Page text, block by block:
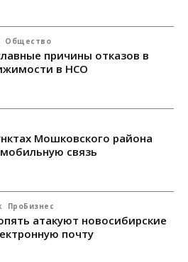
Общество
причины отказов в
в НСО
Мошковского района
связь
ПроБизнес
атакуют новосибирские
почту